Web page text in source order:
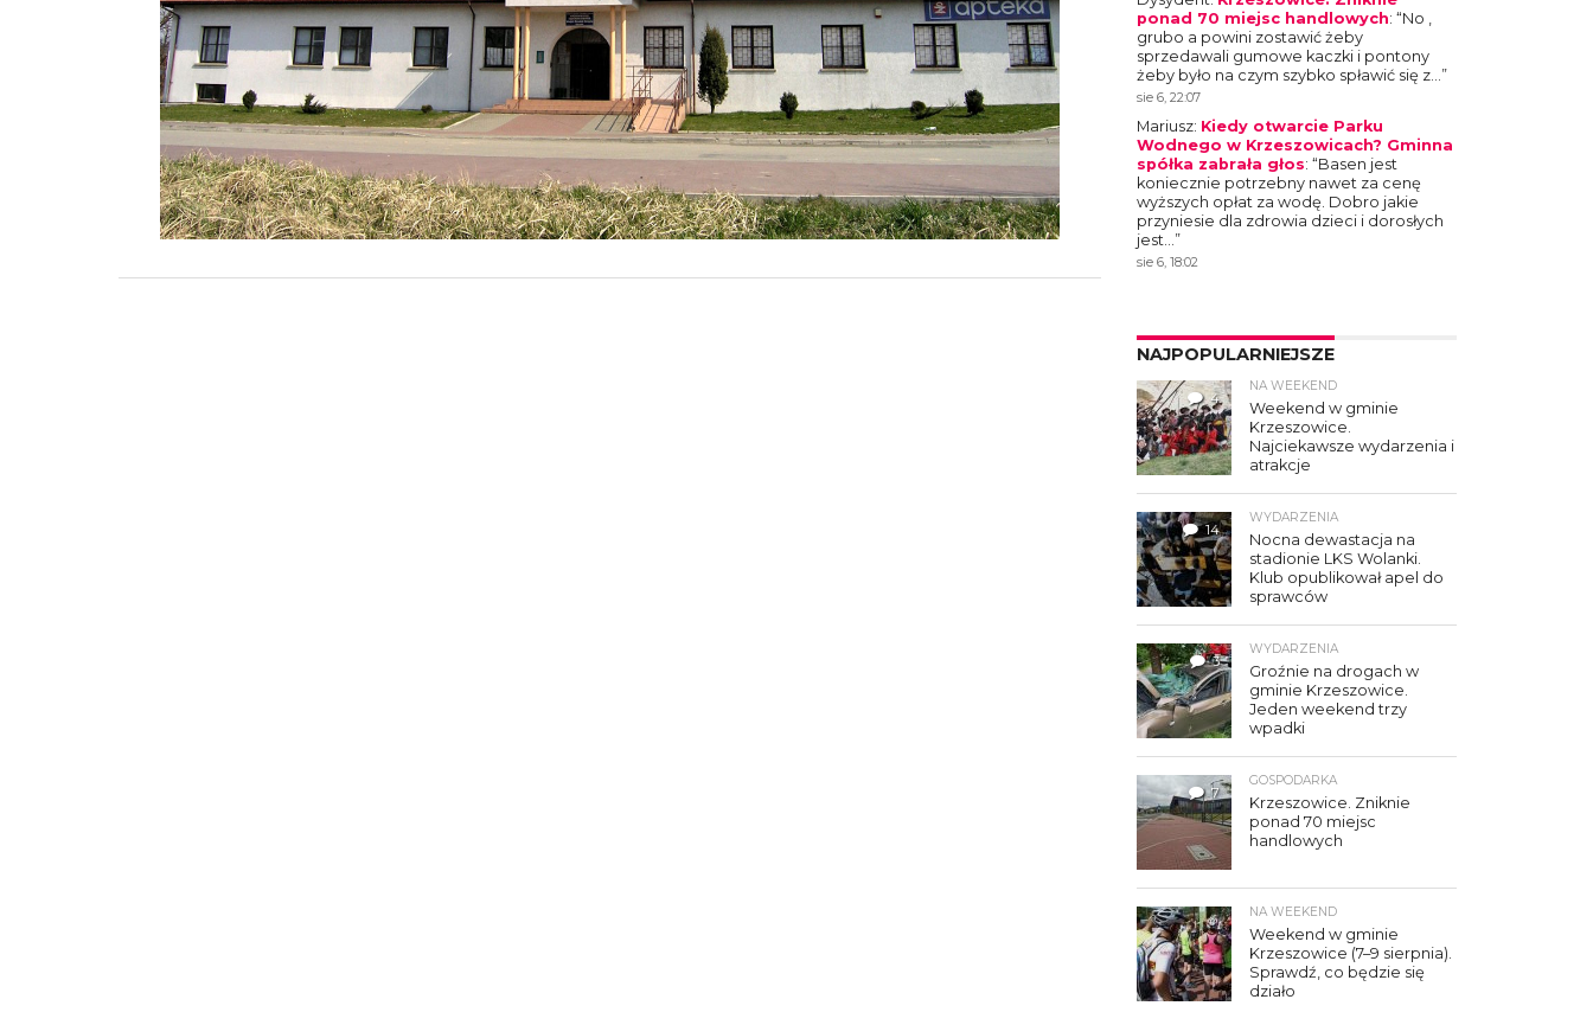
ponad 70 miejsc handlowych: “No ,
grubo a powini zostawić żeby
sprzedawali gumowe kaczki i pontony
żeby było na czym szybko spławić się z…”
sie 6, 22:07
Mariusz: Kiedy otwarcie Parku
Wodnego w Krzeszowicach? Gminna
spółka zabrała głos: “Basen jest
koniecznie potrzebny nawet za cenę
wyższych opłat za wodę. Dobro jakie
przyniesie dla zdrowia dzieci i dorosłych
jest…”
sie 6, 18:02
NAJPOPULARNIEJSZE
4
NA WEEKEND
Weekend w gminie
Krzeszowice.
Najciekawsze wydarzenia i
atrakcje
14
WYDARZENIA
Nocna dewastacja na
stadionie LKS Wolanki.
Klub opublikował apel do
sprawców
3
WYDARZENIA
Groźnie na drogach w
gminie Krzeszowice.
Jeden weekend trzy
wpadki
7
GOSPODARKA
Krzeszowice. Zniknie
ponad 70 miejsc
handlowych
NA WEEKEND
Weekend w gminie
Krzeszowice (7–9 sierpnia).
Sprawdź, co będzie się
działo